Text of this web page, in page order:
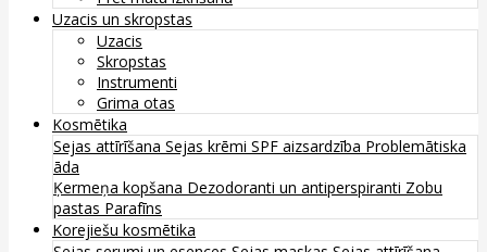
Uzacis un skropstas
Uzacis
Skropstas
Instrumenti
Grima otas
Kosmētika
Sejas attīrīšana Sejas krēmi SPF aizsardzība Problemātiska
āda
Ķermeņa kopšana Dezodoranti un antiperspiranti Zobu
pastas Parafīns
Korejiešu kosmētika